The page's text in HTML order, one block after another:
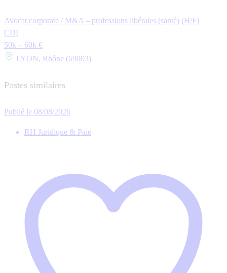
Avocat corporate / M&A – professions libérales (santé) (H/F)
CDI
50k – 60k €
LYON, Rhône (69003)
Postes similaires
Publié le 08/08/2026
RH Juridique & Paie